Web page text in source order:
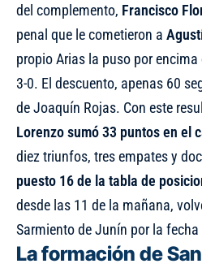
del complemento, Francisco
penal que le cometieron a
propio Arias la puso por encima
3-0. El descuento, apenas 60
de Joaquín Rojas. Con este
Lorenzo sumó 33 puntos en el
diez triunfos, tres empates y
puesto 16 de la tabla de
desde las 11 de la mañana,
Sarmiento de Junín por la fecha
La formación de